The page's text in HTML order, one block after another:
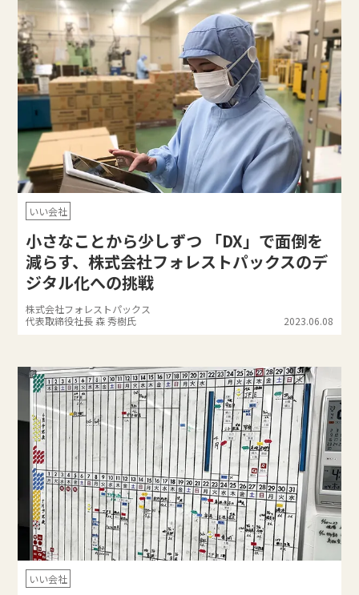
いい会社
小さなことから少しずつ 「DX」で面倒を
減らす、株式会社フォレストパックスのデ
ジタル化への挑戦
株式会社フォレストパックス
代表取締役社長 森 秀樹氏
2023.06.08
いい会社